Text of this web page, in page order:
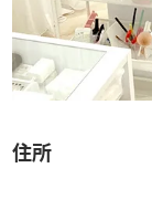
住所